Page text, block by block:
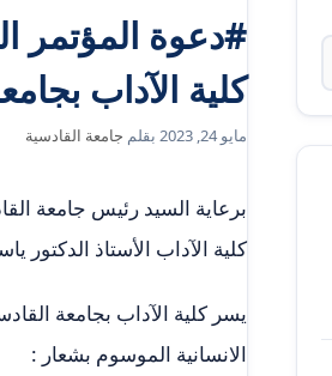
#دعوة المؤتمر
كلية الآداب
مايو 24, 2023 بقلم جامعة القادسية
برعاية السيد رئيس جامعة
كلية الآداب الأستاذ الدكتور
يسر كلية الآداب بجامعة
الانسانية الموسوم بشعار :